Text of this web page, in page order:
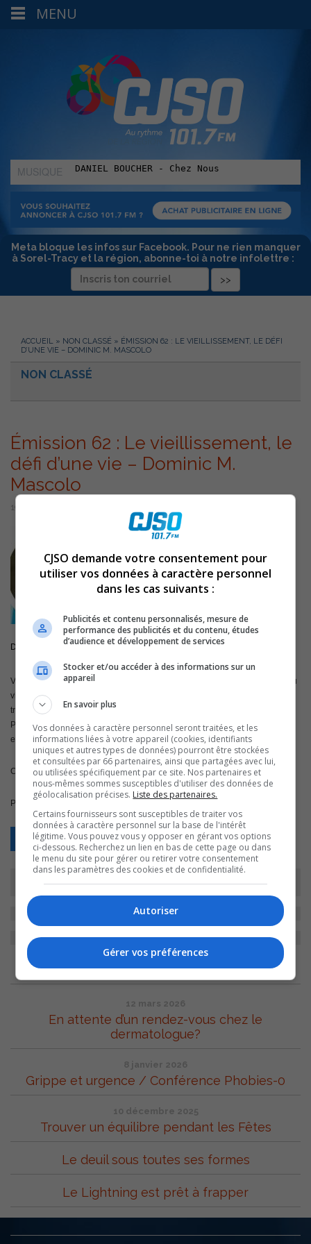
MUSIQUE
:
Meta bloque les infos sur Facebook. Pour ne rien manquer
à Sorel-Tracy et la région, abonne-toi à notre infolettre :
ACCUEIL » NON CLASSÉ » ÉMISSION 62 : LE VIEILLISSEMENT, LE DÉFI
D’UNE VIE – DOMINIC M. MASCOLO
NON CLASSÉ
Émission 62 : Le vieillissement, le
défi d’une vie – Dominic M.
Mascolo
19 mars 2015 | Par Équipe CJSO
Découvrez le bon rythme pour vieillir en santé
Vous voulez reconnaître et comprendre les divers mécanismes et phases du
vieillissement et contrer les effets nuisibles, qui apparaissent vers la
trentaine et s’accentuent à un rythme effréné par après.
Peut-on augmenter en âge et espérer vieillir en santé , augmenter notre
espérance de vie sans limitation d’activité? oui, c’est possible
Ce mardi vous saurez comment faire avec Dominique M Mascolo
Pour ré-entendre ou télécharger l’émission,
Retour
ARCHIVES
12 mars 2026
En attente d’un rendez-vous chez le
dermatologue?
8 janvier 2026
Grippe et urgence / Conférence Phobies-0
10 décembre 2025
Trouver un équilibre pendant les Fêtes
Le deuil sous toutes ses formes
Le Lightning est prêt à frapper
MENU
CJSO demande votre consentement pour
utiliser vos données à caractère personnel
dans les cas suivants :
Publicités et contenu personnalisés, mesure de
performance des publicités et du contenu, études
d’audience et développement de services
Stocker et/ou accéder à des informations sur un
appareil
En savoir plus
Vos données à caractère personnel seront traitées, et les
informations liées à votre appareil (cookies, identifiants
uniques et autres types de données) pourront être stockées
et consultées par 66 partenaires, ainsi que partagées avec lui,
ou utilisées spécifiquement par ce site. Nos partenaires et
nous-mêmes sommes susceptibles d'utiliser des données de
géolocalisation précises. Liste des partenaires.
Certains fournisseurs sont susceptibles de traiter vos
données à caractère personnel sur la base de l'intérêt
légitime. Vous pouvez vous y opposer en gérant vos options
ci-dessous. Recherchez un lien en bas de cette page ou dans
le menu du site pour gérer ou retirer votre consentement
dans les paramètres des cookies et de confidentialité.
Autoriser
Gérer vos préférences